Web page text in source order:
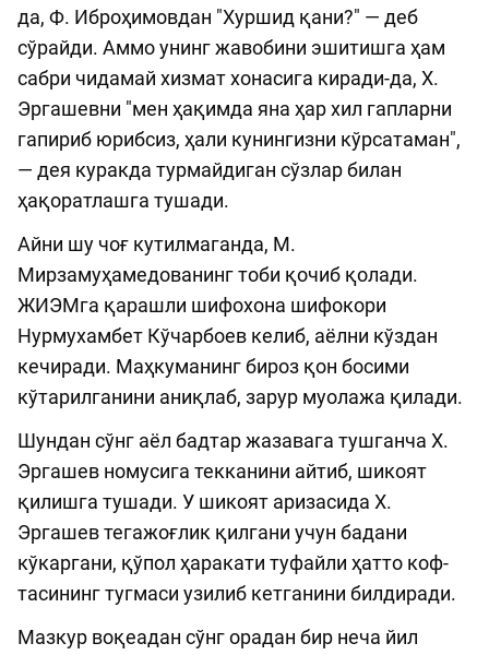
да, Ф. Иброҳимовдан "Хуршид қа­ни?" — деб
сўрайди. Аммо унинг жа­во­бини эшитишга ҳам
сабри чидамай хизмат хонасига киради-да, Х.
Эргашевни "мен ҳа­қимда яна ҳар хил гапларни
гапириб юрибсиз, ҳали кунингизни кўрсатаман",
— дея куракда турмайдиган сўз­лар билан
ҳақоратлашга тушади.
Айни шу чоғ кутилмаганда, М.
Мирзамуҳамедованинг тоби қочиб қолади.
ЖИЭМга қарашли шифохона шифокори
Нурмухамбет Кўчарбоев келиб, аёлни кўздан
кечиради. Маҳкуманинг бироз қон босими
кўтарилганини аниқлаб, зарур муолажа қилади.
Шундан сўнг аёл бадтар жазавага тушганча Х.
Эргашев номусига текканини айтиб, шикоят
қилишга тушади. У шикоят аризасида Х.
Эргашев тегажоғлик қилгани учун бадани
кўкаргани, қўпол ҳа­ракати туфайли ҳат­то коф­­
тасининг тугмаси узилиб кетганини билдиради.
Мазкур воқеадан сўнг орадан бир неча йил